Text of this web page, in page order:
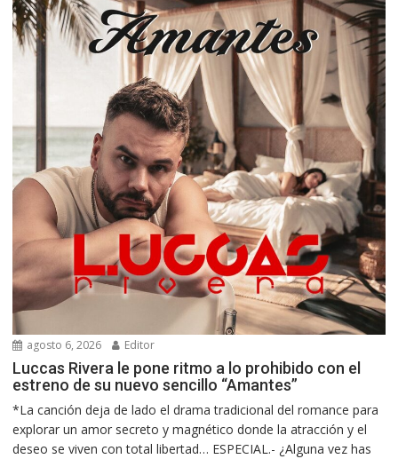
agosto 6, 2026 Editor
Luccas Rivera le pone ritmo a lo prohibido con el
estreno de su nuevo sencillo “Amantes”
*La canción deja de lado el drama tradicional del romance para
explorar un amor secreto y magnético donde la atracción y el
deseo se viven con total libertad… ESPECIAL.- ¿Alguna vez has